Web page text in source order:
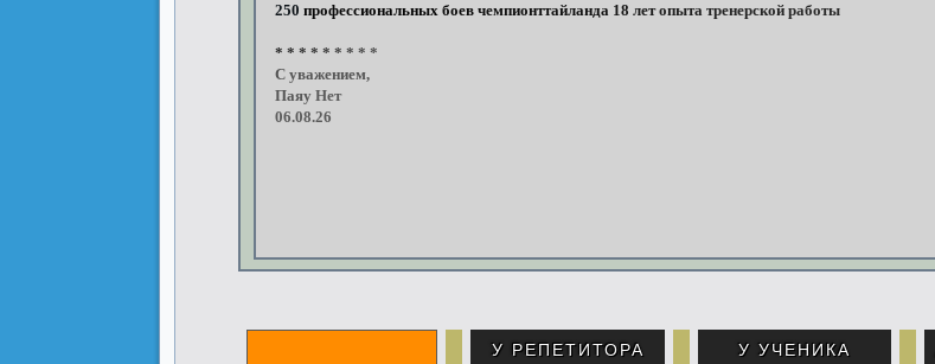
250 профессиональныхбоевчемпионттайланда18 летопытатренерскойработы
* * * * * * * * *
Суважением,
Паяу Нет
06.08.26
У РЕПЕТИТОРА У УЧЕНИКА